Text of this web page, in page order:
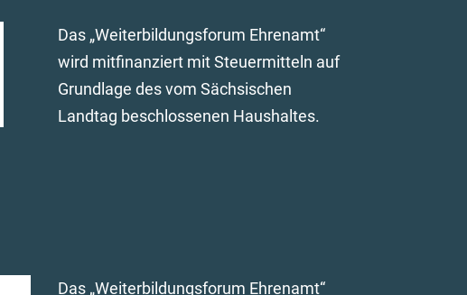
Das „Weiterbildungsforum Ehrenamt“
wird mitfinanziert mit Steuermitteln auf
Grundlage des vom Sächsischen
Landtag beschlossenen Haushaltes.
Das „Weiterbildungsforum Ehrenamt“